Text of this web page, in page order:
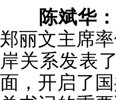
陈斌华：
郑丽文主席
岸关系发表
面，开启了